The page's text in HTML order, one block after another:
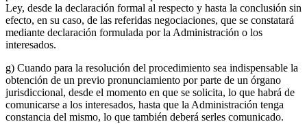
Ley, desde la declaración formal al respecto y hasta la conclusión sin
efecto, en su caso, de las referidas negociaciones, que se constatará
mediante declaración formulada por la Administración o los
interesados.
g) Cuando para la resolución del procedimiento sea indispensable la
obtención de un previo pronunciamiento por parte de un órgano
jurisdiccional, desde el momento en que se solicita, lo que habrá de
comunicarse a los interesados, hasta que la Administración tenga
constancia del mismo, lo que también deberá serles comunicado.